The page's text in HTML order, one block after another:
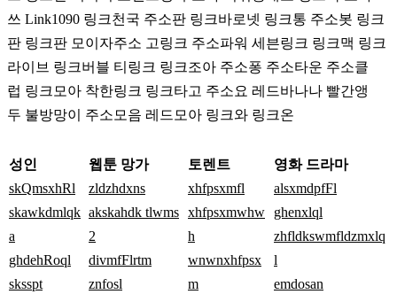
쓰 Link1090 링크천국 주소판 링크바로넷 링크통 주소봇 링크
판 링크판 모이자주소 고링크 주소파워 세븐링크 링크맥 링크
라이브 링크버블 티링크 링크조아 주소퐁 주소타운 주소클
럽 링크모아 착한링크 링크타고 주소요 레드바나나 빨간앵
두 불방망이 주소모음 레드모아 링크와 링크온
성인
skQmsxhRl
skawkdmlqk
a
ghdehRoql
sksspt
웹툰 망가
zldzhdxns
akskahdk tlwms
2
divmfFlrtm
znfosl
토렌트
xhfpsxmfl
xhfpsxmwhw
h
wnwnxhfpsx
m
영화 드라마
alsxmdpfFl
ghenxlql
zhfldkswmfldzmxlq
l
emdosan